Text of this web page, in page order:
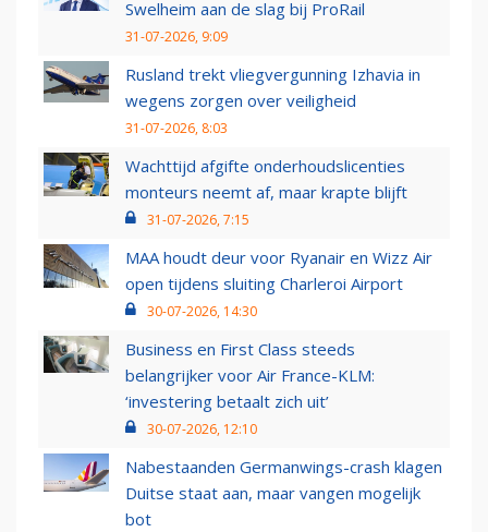
Swelheim aan de slag bij ProRail
31-07-2026, 9:09
Rusland trekt vliegvergunning Izhavia in
wegens zorgen over veiligheid
31-07-2026, 8:03
Wachttijd afgifte onderhoudslicenties
monteurs neemt af, maar krapte blijft
31-07-2026, 7:15
MAA houdt deur voor Ryanair en Wizz Air
open tijdens sluiting Charleroi Airport
30-07-2026, 14:30
Business en First Class steeds
belangrijker voor Air France-KLM:
‘investering betaalt zich uit’
30-07-2026, 12:10
Nabestaanden Germanwings-crash klagen
Duitse staat aan, maar vangen mogelijk
bot